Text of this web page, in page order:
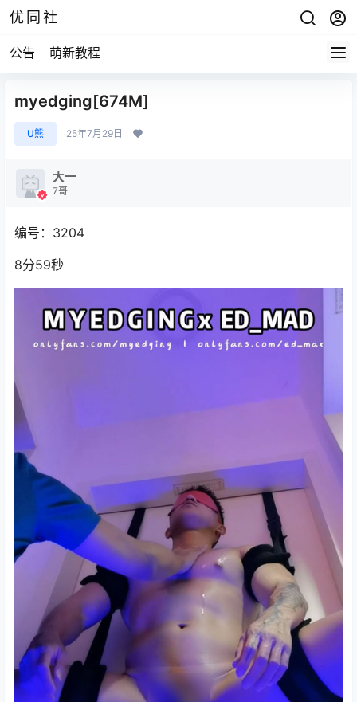
优同社
公告 萌新教程
myedging[674M]
U熊 25年7月29日
大一
7哥
编号：3204
8分59秒